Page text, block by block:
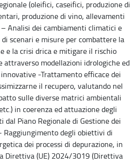
(oleifici, caseifici, produzione di
produzione di vino, allevamenti
Analisi dei cambiamenti climatici e
scenari e misure per combattere la
e la crisi drica e mitigare il rischio
attraverso modellazioni idrologiche ed
-Trattamento efficace dei
il recupero, valutando nel
sulle diverse matrici ambientali
in coerenza ed attuazione degli
Piano Regionale di Gestione dei
Raggiungimento degli obiettivi di
dei processi di depurazione, in
Direttiva (UE) 2024/3019 (Direttiva